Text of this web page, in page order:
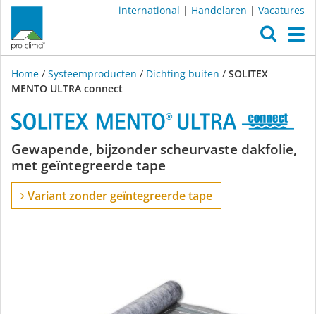
international | Handelaren | Vacatures
Home / Systeemproducten / Dichting buiten / SOLITEX
MENTO ULTRA connect
SOLITEX
MENTO
ULTRA
Gewapende, bijzonder scheurvaste dakfolie,
met geïntegreerde tape
Variant zonder geïntegreerde tape